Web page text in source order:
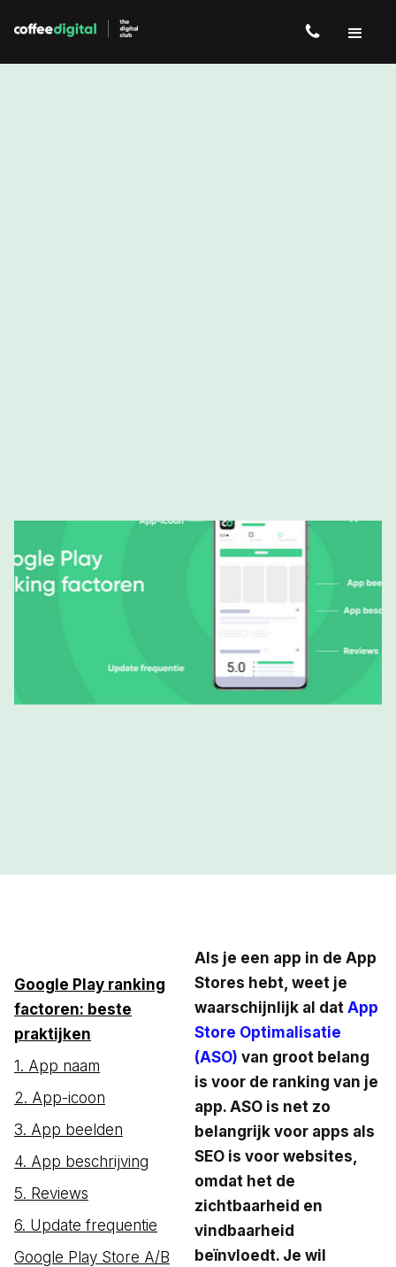
Google Play ranking
factoren: beste
praktijken
1. App naam
2. App-icoon
3. App beelden
4. App beschrijving
5. Reviews
6. Update frequentie
Google Play Store A/B
Als je een app in de App
Stores hebt, weet je
waarschijnlijk al dat App
Store Optimalisatie
(ASO) van groot belang
is voor de ranking van je
app. ASO is net zo
belangrijk voor apps als
SEO is voor websites,
omdat het de
zichtbaarheid en
vindbaarheid
beïnvloedt. Je wil